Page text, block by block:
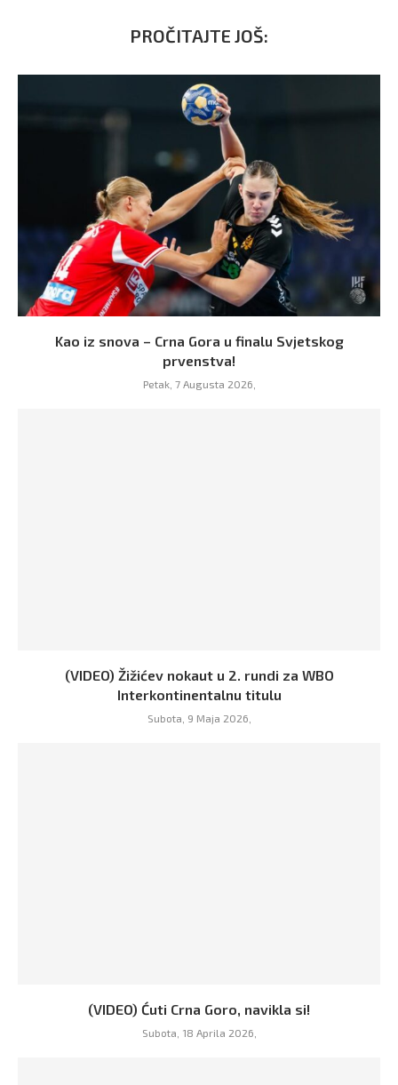
PROČITAJTE JOŠ:
Kao iz snova – Crna Gora u finalu Svjetskog
prvenstva!
Petak, 7 Augusta 2026,
(VIDEO) Žižićev nokaut u 2. rundi za WBO
Interkontinentalnu titulu
Subota, 9 Maja 2026,
(VIDEO) Ćuti Crna Goro, navikla si!
Subota, 18 Aprila 2026,